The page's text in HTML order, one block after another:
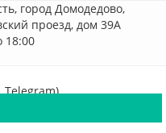
город Домодедово,
проезд, дом 39А
18:00
Telegram)